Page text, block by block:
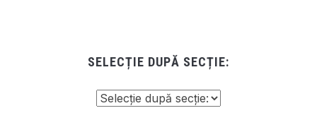
SELECȚIE DUPĂ SECȚIE: